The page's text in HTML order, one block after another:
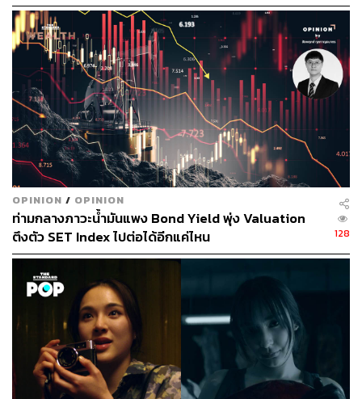
หัวใจสำคัญของเรื่องคือการสะท้อนความเปลี่ยนแปลงของ
สังคมผ่านชีวิตของนางรำสองคนที่เป็นเหมือนกระจกเงาของ
ยุคสมัย มาลา คือตัวแทนของจารีตดั้งเดิมผู้พยายามประคอง
ศิลปะชั้นสูงให้คงความบริสุทธิ์ท่ามกลางยุคสมัยที่อำนาจเก่า
กำลังหมดแรง ในขณะที่ สร้อย คือตัวแทนของวิวัฒนาการ
พร้อมจะปรับตัวสู่สิ่งใหม่ อย่างการก้าวไปสู่นางเอกละครร้อง
และต่อยอดไปสู่โลกภาพยนตร์ ซึ่งเป็นสื่อบันเทิงชนิดใหม่ที่
ทรงอิทธิพลที่สุดในยุคสร้างชาติ
OPINION / OPINION
ท่ามกลางภาวะน้ำมันแพง Bond Yield พุ่ง Valuation
ตึงตัว SET Index ไปต่อได้อีกแค่ไหน
128